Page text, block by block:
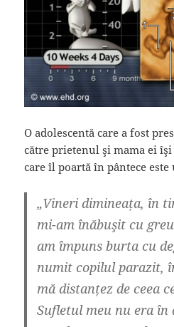
O adolescentă care a fost
către prietenul şi mama ei
care îl poartă în pântece este
„Vineri dimineața, în
mi-am înăbuşit cu
am împuns burta cu
numit copilul parazit,
mă distanțez de ceea
Sufletul meu nu era în